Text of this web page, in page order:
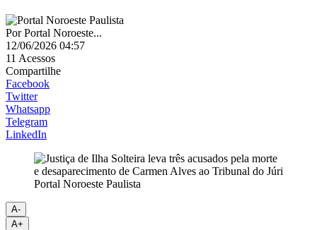
PorPortal Noroeste...
12/06/2026 04:57
11 Acessos
Compartilhe
Facebook
Twitter
Whatsapp
Telegram
LinkedIn
Portal Noroeste Paulista
A-
A+